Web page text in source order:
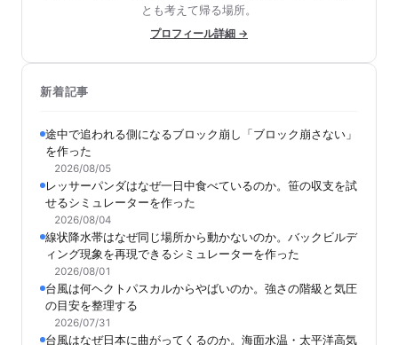
とも考えて帰る場所。
プロフィール詳細 →
新着記事
途中で追われる側になるブロック崩し「ブロック崩さない」
を作った
2026/08/05
レッサーパンダはなぜ一日中食べているのか。笹の収支を試
せるシミュレーターを作った
2026/08/04
線状降水帯はなぜ同じ場所から動かないのか。バックビルデ
ィング現象を再現できるシミュレーターを作った
2026/08/01
台風は何ヘクトパスカルからやばいのか。強さの階級と気圧
の目安を整理する
2026/07/31
台風はなぜ日本に曲がってくるのか。海面水温・太平洋高気